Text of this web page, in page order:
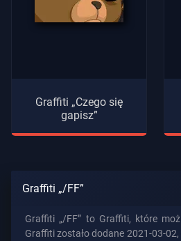
Graffiti „Czego się
gapisz”
Graffiti „/FF”
Graffiti „/FF” to Graffiti, które
Graffiti zostało dodane 2021-03-